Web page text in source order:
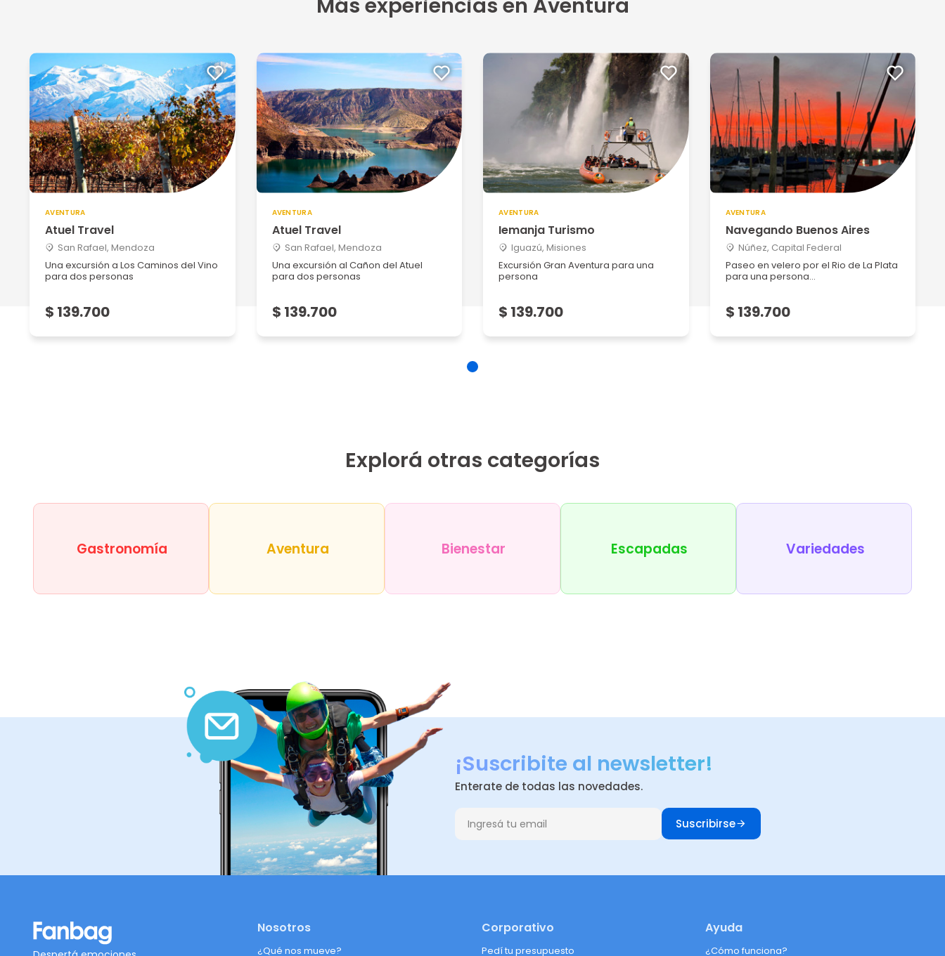
Más experiencias en Aventura
AVENTURA
Atuel Travel
San Rafael, Mendoza
Una excursión a Los Caminos del Vino
para dos personas
$ 139.700
AVENTURA
Atuel Travel
San Rafael, Mendoza
Una excursión al Cañon del Atuel
para dos personas
$ 139.700
AVENTURA
Iemanja Turismo
Iguazú, Misiones
Excursión Gran Aventura para una
persona
$ 139.700
AVENTURA
Navegando Buenos Aires
Núñez, Capital Federal
Paseo en velero por el Rio de La Plata
para una persona...
$ 139.700
Explorá otras categorías
Gastronomía Aventura Bienestar Escapadas Variedades
¡Suscribite al newsletter!
Enterate de todas las novedades.
Suscribirse
Nosotros
¿Qué nos mueve?
Corporativo
Pedí tu presupuesto
Ayuda
¿Cómo funciona?